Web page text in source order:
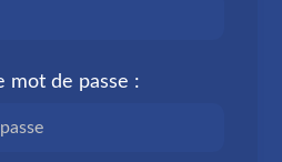
mot de passe :